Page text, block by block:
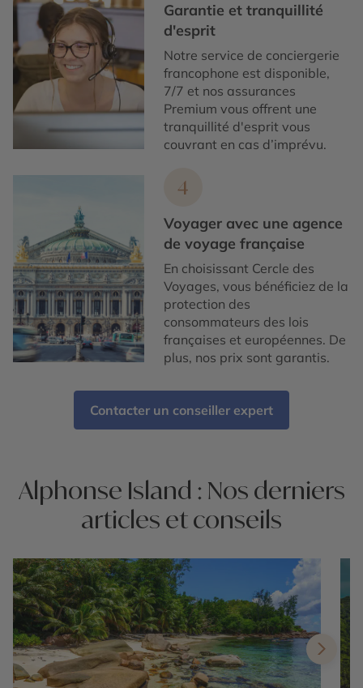
Garantie et tranquillité
d'esprit
Notre service de conciergerie
francophone est disponible,
7/7 et nos assurances
Premium vous offrent une
tranquillité d'esprit vous
couvrant en cas d’imprévu.
4
Voyager avec une agence
de voyage française
En choisissant Cercle des
Voyages, vous bénéficiez de la
protection des
consommateurs des lois
françaises et européennes. De
plus, nos prix sont garantis.
Contacter un conseiller expert
Alphonse Island : Nos derniers
articles et conseils